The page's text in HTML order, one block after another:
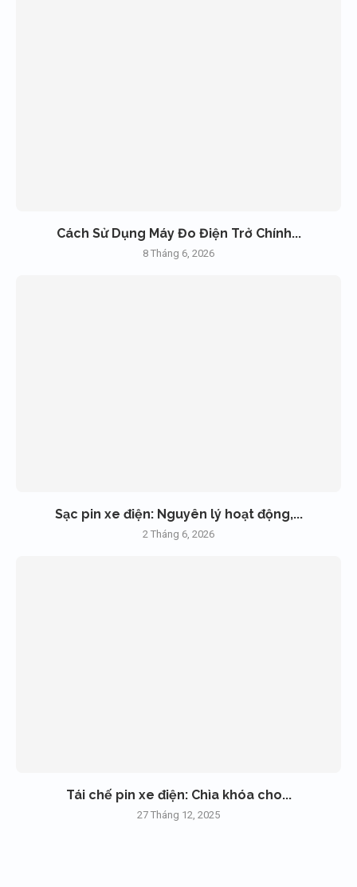
Cách Sử Dụng Máy Đo Điện Trở Chính...
8 Tháng 6, 2026
Sạc pin xe điện: Nguyên lý hoạt động,...
2 Tháng 6, 2026
Tái chế pin xe điện: Chìa khóa cho...
27 Tháng 12, 2025